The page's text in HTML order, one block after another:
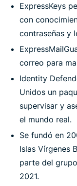
ExpressKeys
con
contraseñas y
correo para
Identity
Unidos un
supervisar y
el mundo real.
Se fundó en
Islas Vírgenes
parte del
2021.